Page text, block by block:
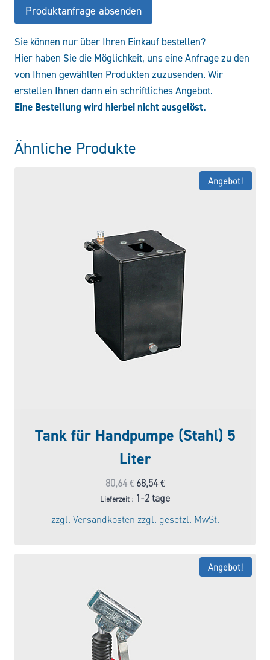
Euro
36,5
Menge
Produktanfrage absenden
Sie können nur über Ihren Einkauf bestellen?
Hier haben Sie die Möglichkeit, uns eine Anfrage zu den
von Ihnen gewählten Produkten zuzusenden. Wir
erstellen Ihnen dann ein schriftliches Angebot.
Eine Bestellung wird hierbei nicht ausgelöst.
Ähnliche Produkte
Angebot!
Tank für Handpumpe (Stahl) 5
Liter
80,64€ Ursprünglicher
Preis
war:
80,64 €
68,54€Aktueller
Preis
Lieferzeit : 1-2 tage
zzgl. Versandkosten zzgl. gesetzl. MwSt.
Angebot!